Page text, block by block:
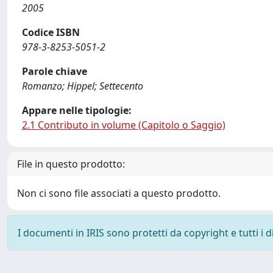
2005
Codice ISBN
978-3-8253-5051-2
Parole chiave
Romanzo; Hippel; Settecento
Appare nelle tipologie:
2.1 Contributo in volume (Capitolo o Saggio)
File in questo prodotto:
Non ci sono file associati a questo prodotto.
I documenti in IRIS sono protetti da copyright e tutti i